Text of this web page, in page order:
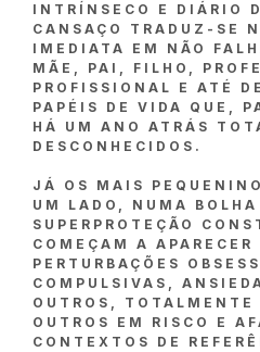
INTRÍNSECO E DIÁRIO
CANSAÇO TRADUZ-SE
IMEDIATA EM NÃO
MÃE, PAI, FILHO,
PROFISSIONAL E ATÉ
PAPÉIS DE VIDA QUE,
HÁ UM ANO ATRÁS
DESCONHECIDOS.
JÁ OS MAIS
UM LADO, NUMA BOLHA
SUPERPROTEÇÃO
COMEÇAM A
PERTURBAÇÕES
COMPULSIVAS,
OUTROS, TOTALMENTE
OUTROS EM RISCO E
CONTEXTOS DE